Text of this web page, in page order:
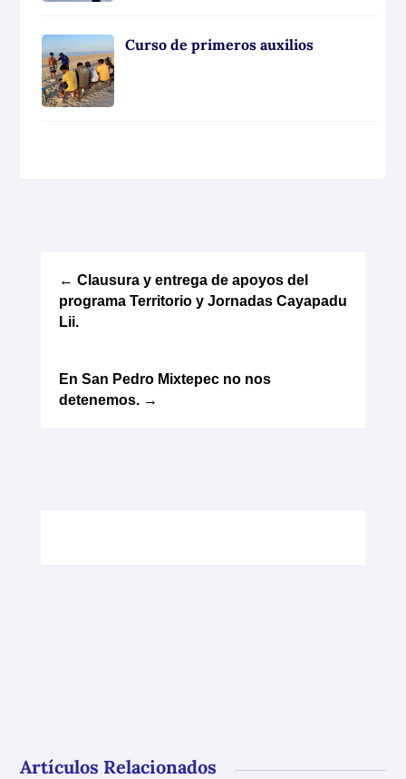
Curso de primeros auxilios
← Clausura y entrega de apoyos del
programa Territorio y Jornadas Cayapadu
Lii.
En San Pedro Mixtepec no nos
detenemos.→
Artículos Relacionados